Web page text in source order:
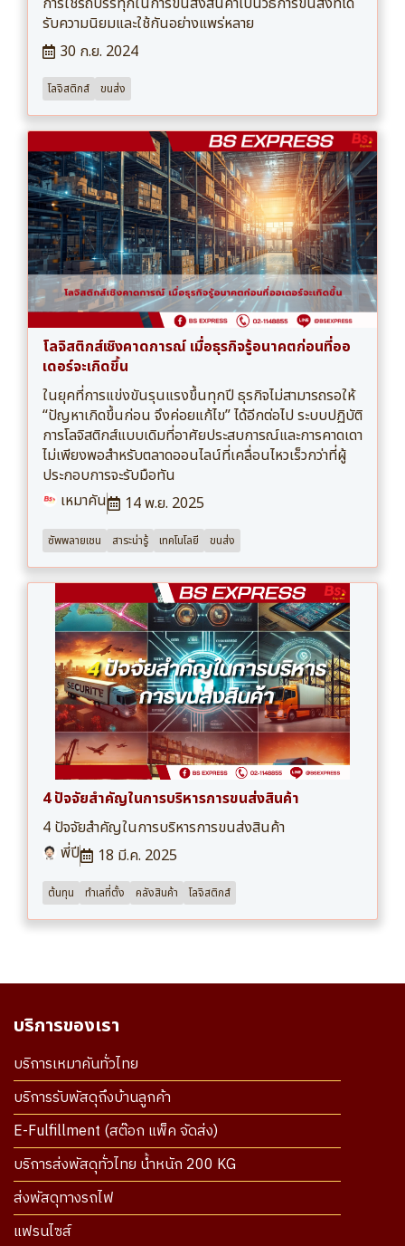
รับความนิยมและใช้กันอย่างแพร่หลาย
30 ก.ย. 2024
โลจิสติกส์ ขนส่ง
โลจิสติกส์เชิงคาดการณ์ เมื่อธุรกิจรู้อนาคตก่อนที่ออ
เดอร์จะเกิดขึ้น
ในยุคที่การแข่งขันรุนแรงขึ้นทุกปี ธุรกิจไม่สามารถรอให้
“ปัญหาเกิดขึ้นก่อน จึงค่อยแก้ไข” ได้อีกต่อไป ระบบปฏิบัติ
การโลจิสติกส์แบบเดิมที่อาศัยประสบการณ์และการคาดเดา
ไม่เพียงพอสำหรับตลาดออนไลน์ที่เคลื่อนไหวเร็วกว่าที่ผู้
ประกอบการจะรับมือทัน
เหมาคัน
14 พ.ย. 2025
ซัพพลายเชน สาระน่ารู้ เทคโนโลยี ขนส่ง
4 ปัจจัยสำคัญในการบริหารการขนส่งสินค้า
4 ปัจจัยสำคัญในการบริหารการขนส่งสินค้า
พี่ปี
18 มี.ค. 2025
ต้นทุน ทำเลที่ตั้ง คลังสินค้า โลจิสติกส์
บริการของเรา
บริการเหมาคันทั่วไทย
บริการรับพัสดุถึงบ้านลูกค้า
E-Fulfillment (สต๊อก แพ็ค จัดส่ง)
บริการส่งพัสดุทั่วไทย น้ำหนัก 200 KG
ส่งพัสดุทางรถไฟ
แฟรนไซส์